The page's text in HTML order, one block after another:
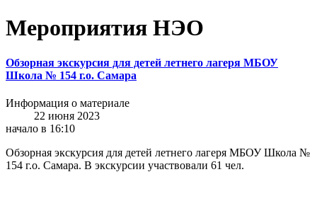
Мероприятия НЭО
Обзорная экскурсия для детей летнего лагеря МБОУ
Школа № 154 г.о. Самара
Информация о материале
22 июня 2023
начало в 16:10
Обзорная экскурсия для детей летнего лагеря МБОУ Школа №
154 г.о. Самара. В экскурсии участвовали 61 чел.